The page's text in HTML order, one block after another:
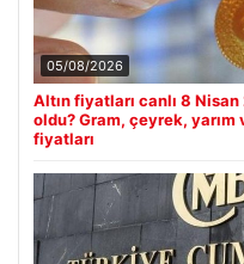
05/08/2026
Altın fiyatları canlı 8
oldu? Gram, çeyrek, yarım
fiyatları